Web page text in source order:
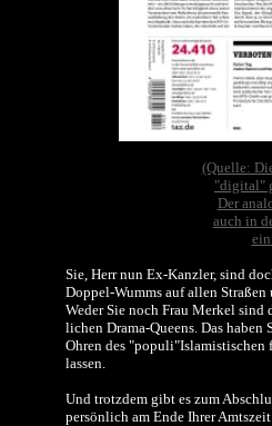
(Quelle:
"digital"
Der
auch in
Sie, Herr nun Ex-Kanzler, sind
Doppel-Wumms auf allen Straßen
Weder Sie noch Frau Merkel
lichen Drama-Queens. Das
Ohren des "populi"Islamistischen
lassen.
Und trotzdem gibt es zum
persönlich am Ende Ihrer